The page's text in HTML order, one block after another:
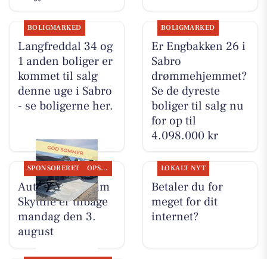
BOLIGMARKED
Langfreddal 34 og
1 anden boliger er
kommet til salg
denne uge i Sabro
- se boligerne her.
BOLIGMARKED
Er Engbakken 26 i
Sabro
drømmehjemmet?
Se de dyreste
boliger til salg nu
for op til
4.098.000 kr
SPONSORERET OPSLAGSTAVLEN
Autotekniker Kim
Skytthe er tilbage
mandag den 3.
august
LOKALT NYT
Betaler du for
meget for dit
internet?